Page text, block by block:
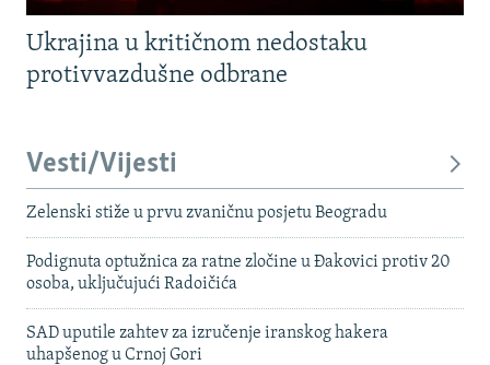
Ukrajina u kritičnom nedostaku
protivvazdušne odbrane
Vesti/Vijesti
Zelenski stiže u prvu zvaničnu posjetu Beogradu
Podignuta optužnica za ratne zločine u Đakovici protiv 20
osoba, uključujući Radoičića
SAD uputile zahtev za izručenje iranskog hakera
uhapšenog u Crnoj Gori